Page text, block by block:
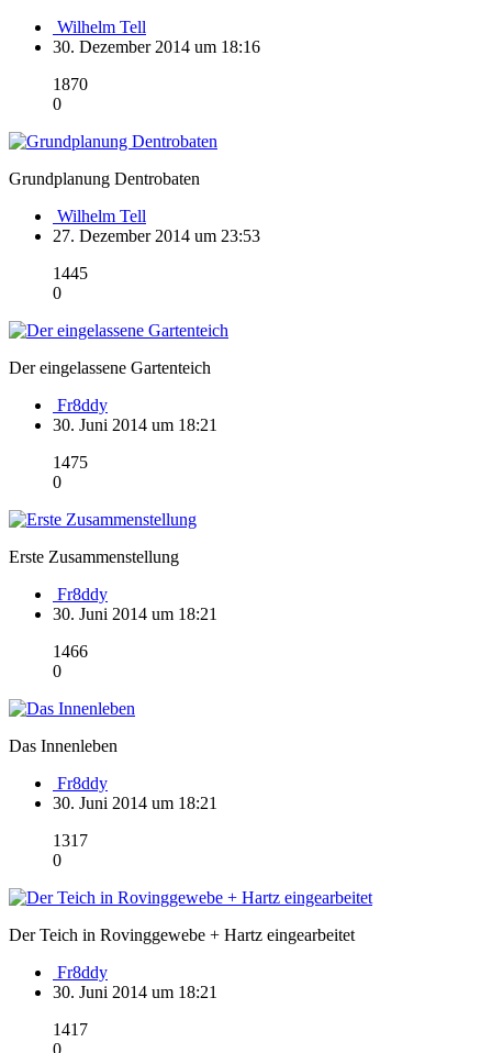
Wilhelm Tell
30. Dezember 2014 um 18:16
1870
0
Grundplanung Dentrobaten
Wilhelm Tell
27. Dezember 2014 um 23:53
1445
0
Der eingelassene Gartenteich
Fr8ddy
30. Juni 2014 um 18:21
1475
0
Erste Zusammenstellung
Fr8ddy
30. Juni 2014 um 18:21
1466
0
Das Innenleben
Fr8ddy
30. Juni 2014 um 18:21
1317
0
Der Teich in Rovinggewebe + Hartz eingearbeitet
Fr8ddy
30. Juni 2014 um 18:21
1417
0